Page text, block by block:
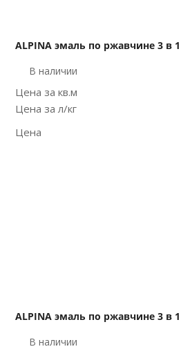
ALPINA эмаль по ржавчине 3 в 1
В наличии
Цена за кв.м
Цена за л/кг
Цена
ALPINA эмаль по ржавчине 3 в 1
В наличии